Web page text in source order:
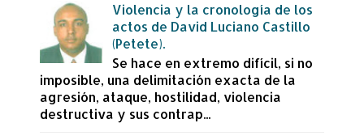
Violencia y la cronología de los
actos de David Luciano Castillo
(Petete).
Se hace en extremo difícil, si no
imposible, una delimitación exacta de la
agresión, ataque, hostilidad, violencia
destructiva y sus contrap...